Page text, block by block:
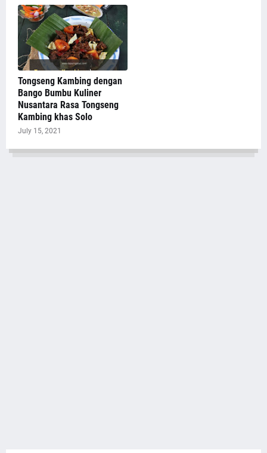
Tongseng Kambing dengan
Bango Bumbu Kuliner
Nusantara Rasa Tongseng
Kambing khas Solo
July 15, 2021